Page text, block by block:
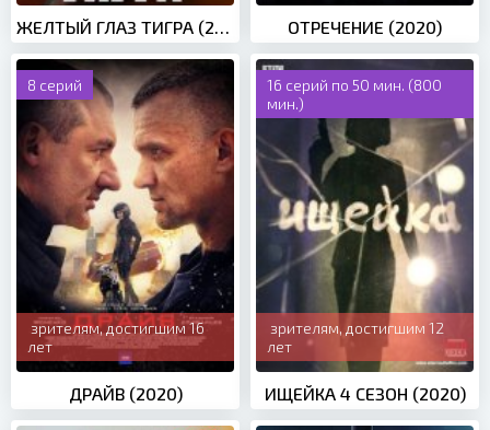
ОТРЕЧЕНИЕ (2020)
8 серий
зрителям, достигшим 16
лет
ДРАЙВ (2020)
16 серий по 50 мин. (800
мин.)
зрителям, достигшим 12
лет
ИЩЕЙКА 4 СЕЗОН (2020)